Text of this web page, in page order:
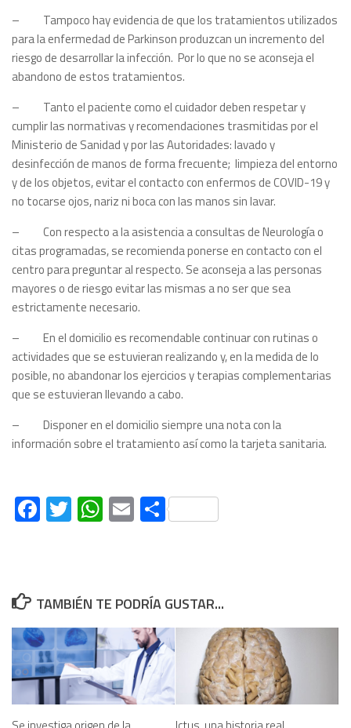
– Tampoco hay evidencia de que los tratamientos utilizados
para la enfermedad de Parkinson produzcan un incremento del
riesgo de desarrollar la infección. Por lo que no se aconseja el
abandono de estos tratamientos.
– Tanto el paciente como el cuidador deben respetar y
cumplir las normativas y recomendaciones trasmitidas por el
Ministerio de Sanidad y por las Autoridades: lavado y
desinfección de manos de forma frecuente; limpieza del entorno
y de los objetos, evitar el contacto con enfermos de COVID-19 y
no tocarse ojos, nariz ni boca con las manos sin lavar.
– Con respecto a la asistencia a consultas de Neurología o
citas programadas, se recomienda ponerse en contacto con el
centro para preguntar al respecto. Se aconseja a las personas
mayores o de riesgo evitar las mismas a no ser que sea
estrictamente necesario.
– En el domicilio es recomendable continuar con rutinas o
actividades que se estuvieran realizando y, en la medida de lo
posible, no abandonar los ejercicios y terapias complementarias
que se estuvieran llevando a cabo.
– Disponer en el domicilio siempre una nota con la
información sobre el tratamiento así como la tarjeta sanitaria.
Facebook
Twitter
WhatsApp
EmailCompartir
TAMBIÉN TE PODRÍA GUSTAR...